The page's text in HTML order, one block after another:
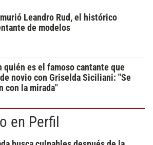
Leandro Rud, el histórico
de modelos
quién es el famoso cantante que
novio con Griselda Siciliani: "Se
con la mirada"
en Perfil